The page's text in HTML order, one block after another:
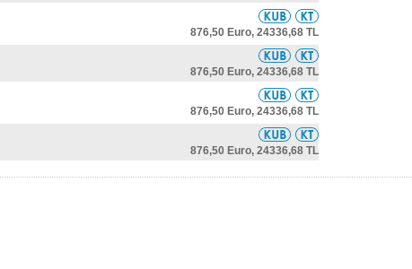
876,50 Euro, 24336,68 TL
876,50 Euro, 24336,68 TL
876,50 Euro, 24336,68 TL
876,50 Euro, 24336,68 TL